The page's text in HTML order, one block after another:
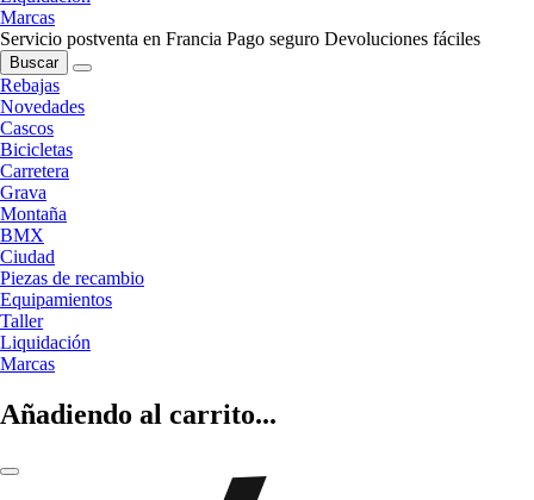
Marcas
Servicio postventa en Francia Pago seguro Devoluciones fáciles
Buscar
Rebajas
Novedades
Cascos
Bicicletas
Carretera
Grava
Montaña
BMX
Ciudad
Piezas de recambio
Equipamientos
Taller
Liquidación
Marcas
Añadiendo al carrito...